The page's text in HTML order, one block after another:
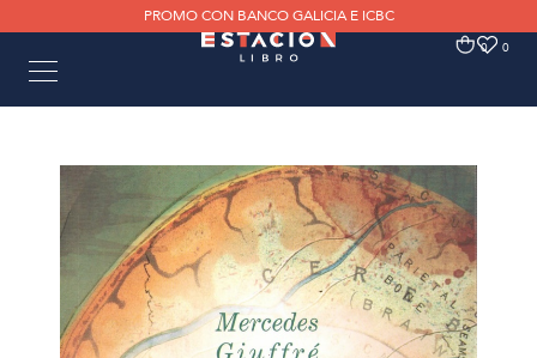
PROMO CON BANCO GALICIA E ICBC
0 0